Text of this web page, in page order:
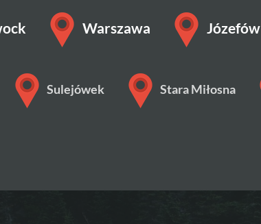
Warszawa Józefów
Sulejówek Stara Miłosna